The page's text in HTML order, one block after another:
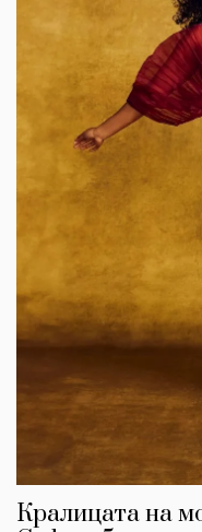
Кралицата на